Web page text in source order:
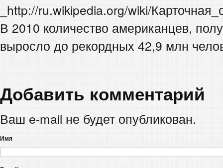
_http://ru.wikipedia.org/wiki/
В 2010 количество американцев,
выросло до рекордных 42,9 млн
Добавить комментарий
Ваш e-mail не будет опубликован.
Имя